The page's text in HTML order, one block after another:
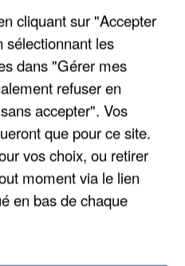
EMPORTÉE PAR UNE
SAVOIE
cliquant sur "Accepter
sélectionnant les
dans "Gérer mes
refuser en
accepter". Vos
que pour ce site.
vos choix, ou retirer
moment via le lien
en bas de chaque